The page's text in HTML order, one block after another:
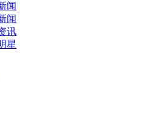
闻
闻
讯
星